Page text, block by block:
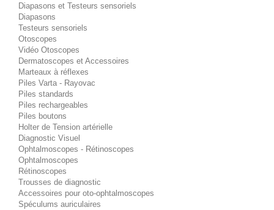
Diapasons et Testeurs sensoriels
Diapasons
Testeurs sensoriels
Otoscopes
Vidéo Otoscopes
Dermatoscopes et Accessoires
Marteaux à réflexes
Piles Varta - Rayovac
Piles standards
Piles rechargeables
Piles boutons
Holter de Tension artérielle
Diagnostic Visuel
Ophtalmoscopes - Rétinoscopes
Ophtalmoscopes
Rétinoscopes
Trousses de diagnostic
Accessoires pour oto-ophtalmoscopes
Spéculums auriculaires